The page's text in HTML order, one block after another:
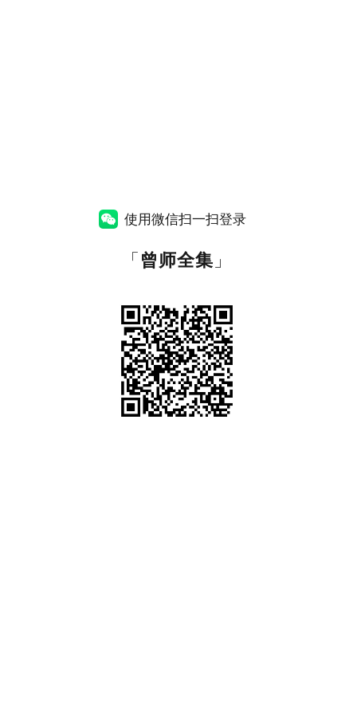
使用微信扫一扫登录
「曾师全集 」